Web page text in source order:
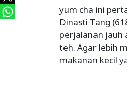
yum cha ini
Dinasti Tang
perjalanan jauh
teh. Agar lebih
makanan kecil